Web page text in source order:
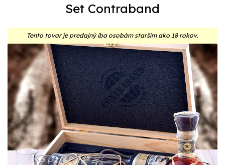
Set Contraband
Tento tovar je predajný iba osobám starším ako 18 rokov.